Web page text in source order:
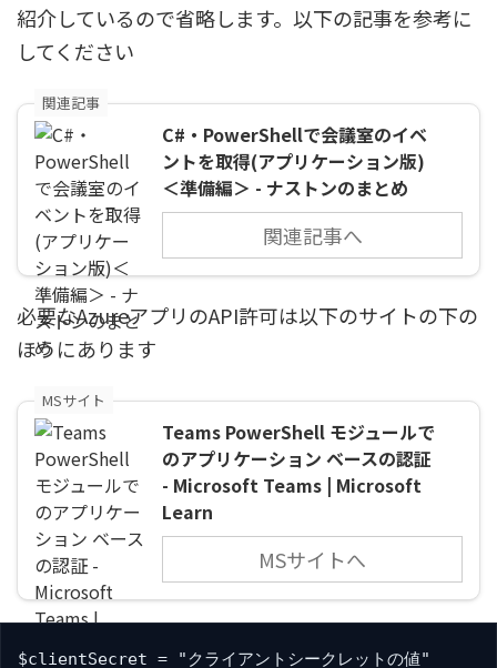
紹介しているので省略します。以下の記事を参考に
してください
関連記事
C#・PowerShellで会議室のイベ
ントを取得(アプリケーション版)
＜準備編＞ - ナストンのまとめ
関連記事へ
必要なAzureアプリのAPI許可は以下のサイトの下の
ほうにあります
MSサイト
Teams PowerShell モジュールで
のアプリケーション ベースの認証
- Microsoft Teams | Microsoft
Learn
MSサイトへ
$clientSecret = "クライアントシークレットの値"